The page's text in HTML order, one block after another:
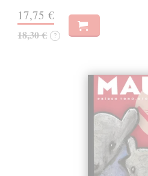
17,75 €
18,30 € ?